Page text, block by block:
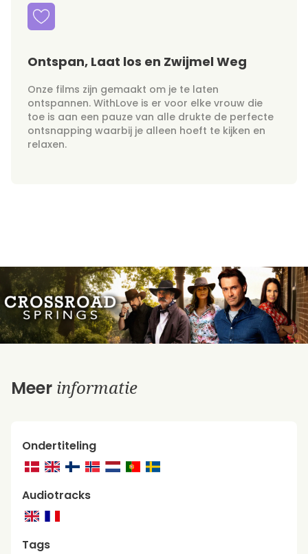
Ontspan, Laat los en Zwijmel Weg
Onze films zijn gemaakt om je te laten
ontspannen. WithLove is er voor elke vrouw die
toe is aan een pauze van alle drukte de perfecte
ontsnapping waarbij je alleen hoeft te kijken en
relaxen.
Meer informatie
Ondertiteling
Audiotracks
Tags